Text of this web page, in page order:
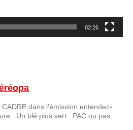
PERFALIM
02:26
dans l’émission entendez-
: Un blé plus vert : PAC ou pas